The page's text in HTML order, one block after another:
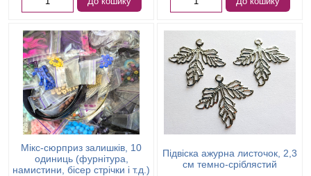
Мікс-сюрприз залишків, 10
одиниць (фурнітура,
намистини, бісер стрічки і т.д.)
Підвіска ажурна листочок, 2,3
см темно-сріблястий